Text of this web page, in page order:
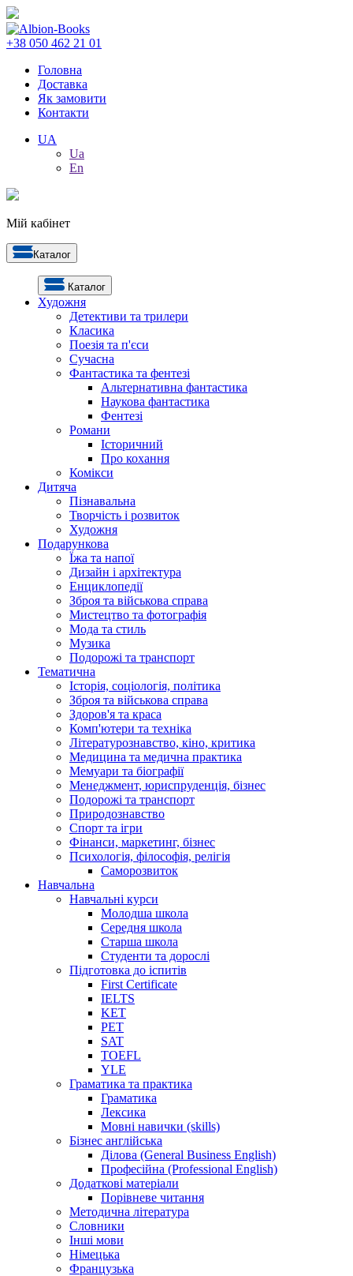
+38 050 462 21 01
Головна
Доставка
Як замовити
Контакти
UA
Ua
En
Мій кабінет
Каталог
Каталог
Художня
Детективи та трилери
Класика
Поезія та п'єси
Сучасна
Фантастика та фентезі
Альтернативна фантастика
Наукова фантастика
Фентезі
Романи
Історичний
Про кохання
Комікси
Дитяча
Пізнавальна
Творчість і розвиток
Художня
Подарункова
Їжа та напої
Дизайн і архітектура
Енциклопедії
Зброя та військова справа
Мистецтво та фотографія
Мода та стиль
Музика
Подорожі та транспорт
Тематична
Історія, соціологія, політика
Зброя та військова справа
Здоров'я та краса
Комп'ютери та техніка
Літературознавство, кіно, критика
Медицина та медична практика
Мемуари та біографії
Менеджмент, юриспруденція, бізнес
Подорожі та транспорт
Природознавство
Спорт та ігри
Фінанси, маркетинг, бізнес
Психологія, філософія, релігія
Саморозвиток
Навчальна
Навчальні курси
Молодша школа
Середня школа
Старша школа
Студенти та дорослі
Підготовка до іспитів
First Certificate
IELTS
KET
PET
SAT
TOEFL
YLE
Граматика та практика
Граматика
Лексика
Мовні навички (skills)
Бізнес англійська
Ділова (General Business English)
Професійна (Professional English)
Додаткові матеріали
Порівневе читання
Методична література
Словники
Інші мови
Німецька
Французька